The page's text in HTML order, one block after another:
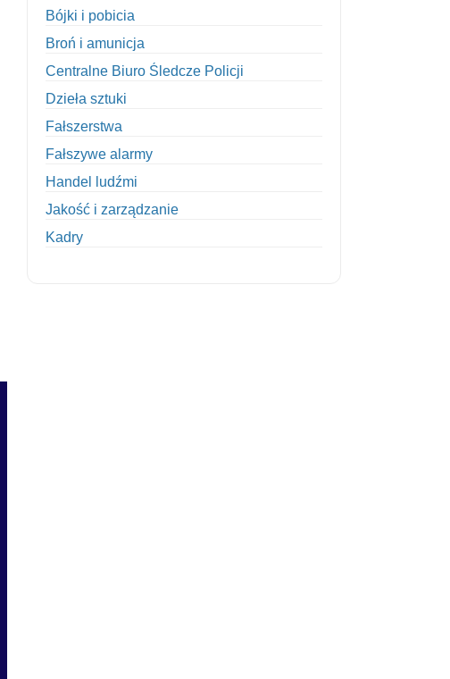
Bójki i pobicia
Broń i amunicja
Centralne Biuro Śledcze Policji
Dzieła sztuki
Fałszerstwa
Fałszywe alarmy
Handel ludźmi
Jakość i zarządzanie
Kadry